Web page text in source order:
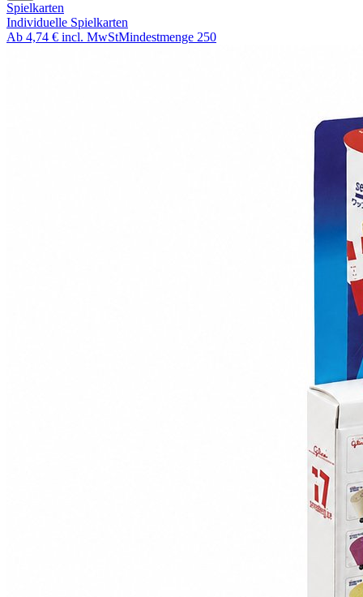
Spielkarten
Individuelle Spielkarten
Ab 4,74 € incl. MwStMindestmenge 250